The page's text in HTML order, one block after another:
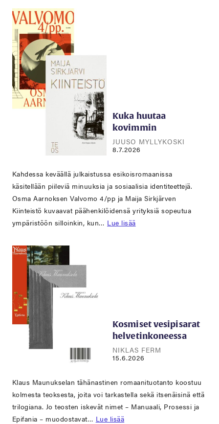
Kuka huutaa
kovimmin
JUUSO MYLLYKOSKI
8.7.2026
Kahdessa keväällä julkaistussa esikoisromaanissa
käsitellään piileviä minuuksia ja sosiaalisia identiteettejä.
Osma Aarnoksen Valvomo 4/pp ja Maija Sirkjärven
Kiinteistö kuvaavat päähenkilöidensä yrityksiä sopeutua
ympäristöön silloinkin, kun… Lue lisää
Kosmiset vesipisarat
helvetinkoneessa
NIKLAS FERM
15.6.2026
Klaus Maunukselan tähänastinen romaanituotanto koostuu
kolmesta teoksesta, joita voi tarkastella sekä itsenäisinä että
trilogiana. Jo teosten iskevät nimet – Manuaali, Prosessi ja
Epifania – muodostavat… Lue lisää